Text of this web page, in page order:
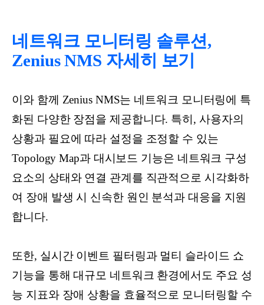
네트워크 모니터링 솔루션,
Zenius NMS 자세히 보기
이와 함께 Zenius NMS는 네트워크 모니터링에 특
화된 다양한 장점을 제공합니다. 특히, 사용자의
상황과 필요에 따라 설정을 조정할 수 있는
Topology Map과 대시보드 기능은 네트워크 구성
요소의 상태와 연결 관계를 직관적으로 시각화하
여 장애 발생 시 신속한 원인 분석과 대응을 지원
합니다.
또한, 실시간 이벤트 필터링과 멀티 슬라이드 쇼
기능을 통해 대규모 네트워크 환경에서도 주요 성
능 지표와 장애 상황을 효율적으로 모니터링할 수